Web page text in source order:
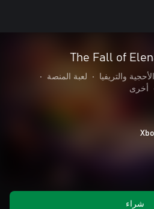
The Fall of
الأحجية والتريفيا • لعبة المنصة
•
أخرى
شراء